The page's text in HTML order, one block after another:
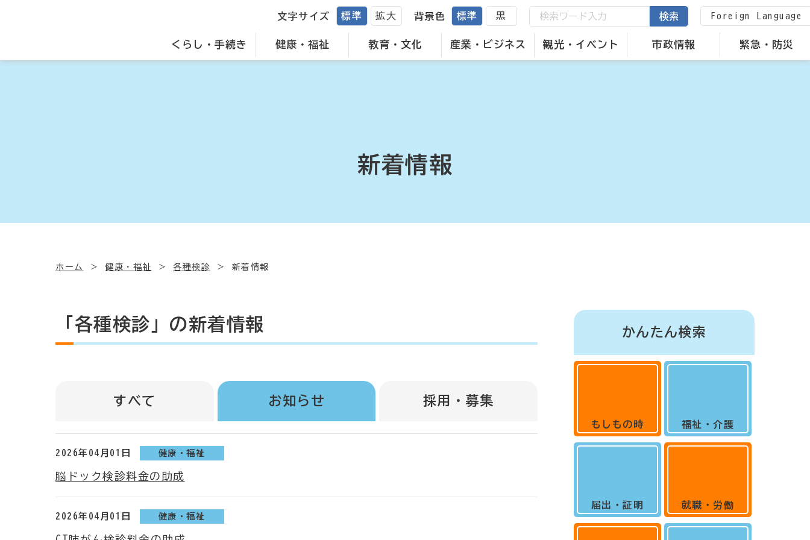
くらし・手続き 健康・福祉 教育・文化 産業・ビジネス 観光・イベント 市政情報 緊急・防災
文字サイズ 標準 拡大 背景色 標準 黒 検索 Foreign Language
新着情報
ホーム 健康・福祉 各種検診 新着情報
「各種検診」の新着情報
すべて お知らせ 採用・募集
2026年04月01日 健康・福祉
脳ドック検診料金の助成
2026年04月01日 健康・福祉
かんたん検索
もしもの時
届出・証明
福祉・介護
就職・労働